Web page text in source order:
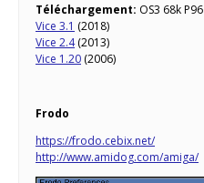
Téléchargement: OS3 68k P96
Vice 3.1 (2018)
Vice 2.4(2013)
Vice 1.20 (2006)
Frodo
https://frodo.cebix.net/
http://www.amidog.com/amiga/